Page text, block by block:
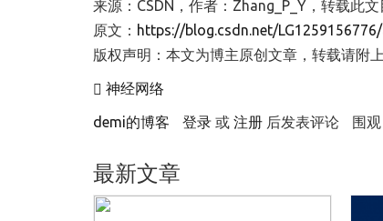
来源：CSDN，作者：Zhang_P_Y，转载此
原文： https://blog.csdn.net/
版权声明：本文为博主原创文章，转载请附
神经网络
demi的博客 登录 或 注册 后发表评论 围
最新文章